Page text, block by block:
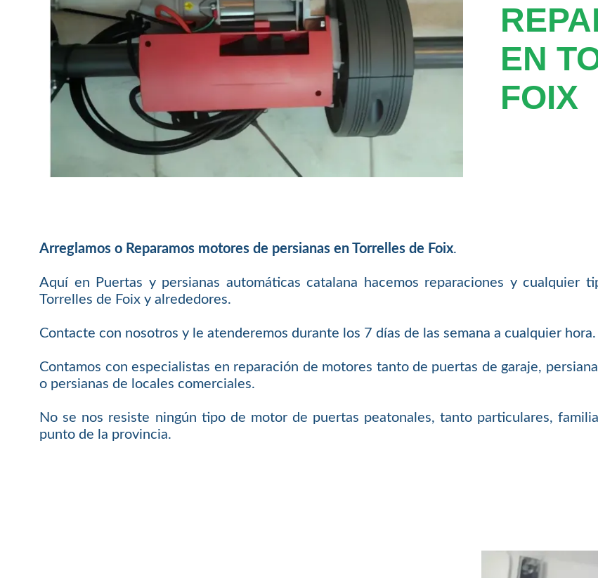
EN
FOIX
Arreglamos o Reparamos motores de persianas en Torrelles de Foix.
Aquí en Puertas y persianas automáticas catalana hacemos reparaciones y cualquier
Torrelles de Foix y alrededores.
Contacte con nosotros y le atenderemos durante los 7 días de las semana a cualquier hora.
Contamos con especialistas en reparación de motores tanto de puertas de garaje,
o persianas de locales comerciales.
No se nos resiste ningún tipo de motor de puertas peatonales, tanto particulares,
punto de la provincia.